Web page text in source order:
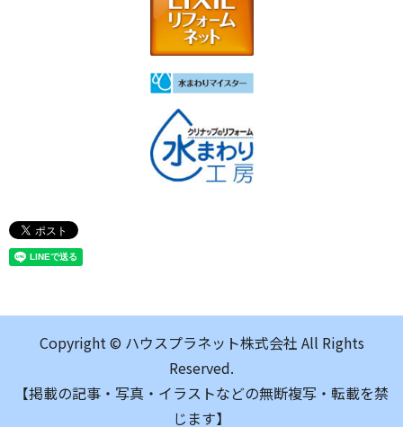
Copyright © ハウスプラネット株式会社 All Rights
Reserved.
【掲載の記事・写真・イラストなどの無断複写・転載を禁
じます】